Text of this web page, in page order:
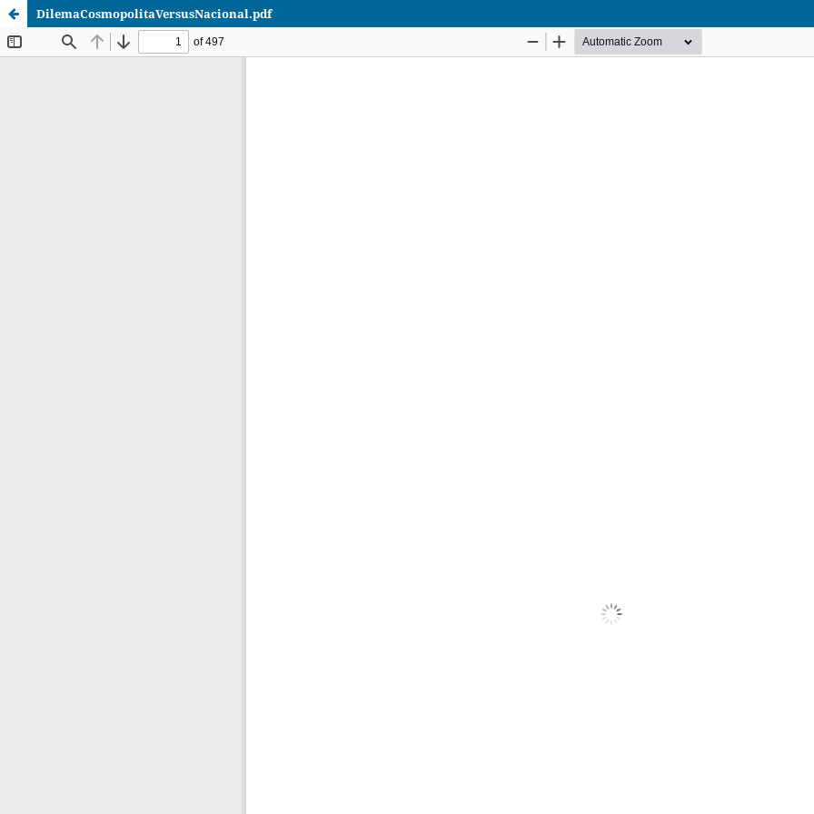
DilemaCosmopolitaVersusNacional.pdf